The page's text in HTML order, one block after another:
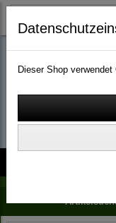
Dieser Shop